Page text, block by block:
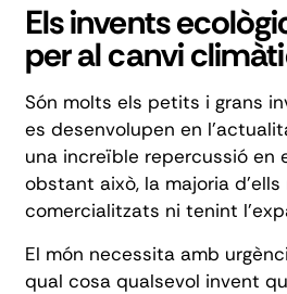
Els invents
per al canvi
Són molts els petits i grans
es desenvolupen en
una increïble repercussió en
obstant això, la majoria
comercialitzats ni tenint
El món necessita amb
qual cosa qualsevol invent